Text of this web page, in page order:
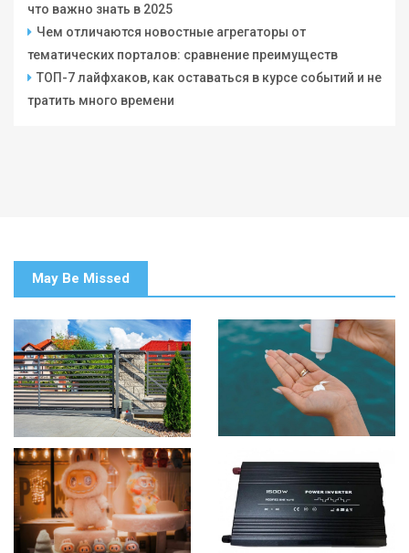
что важно знать в 2025
Чем отличаются новостные агрегаторы от
тематических порталов: сравнение преимуществ
ТОП-7 лайфхаков, как оставаться в курсе событий и не
тратить много времени
May Be Missed